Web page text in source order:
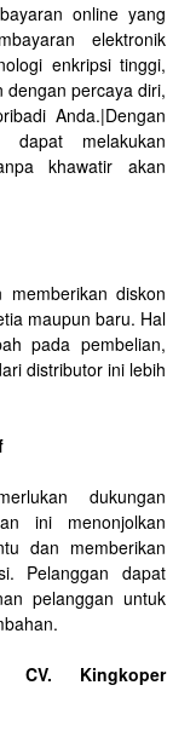
online yang
elektronik
enkripsi tinggi,
dengan percaya diri,
Anda.|Dengan
dapat melakukan
khawatir akan
diskon
maupun baru. Hal
pada pembelian,
distributor ini lebih
dukungan
ini menonjolkan
dan memberikan
Pelanggan dapat
pelanggan untuk
CV. Kingkoper